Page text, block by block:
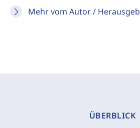
Mehr vom Autor /
ÜBERBLICK